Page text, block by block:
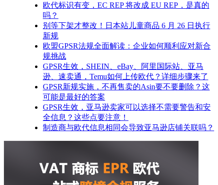
欧代标识有变，EC REP 将改成 EU REP，是真的
吗？
别等下架才整改！日本站儿童商品 6 月 26 日执行
新规
欧盟GPSR法规全面解读：企业如何顺利应对新合
规挑战
GPSR生效，SHEIN、eBay、阿里国际站、亚马
逊、速卖通，Temu如何上传欧代？详细步骤来了
GPSR新规实施，不再售卖的Asin要不要删除？这
可能是最好的答案
GPSR生效，亚马逊卖家可以选择不需要警告和安
全信息？这些点要注意！
制造商与欧代信息相同会导致亚马逊店铺关联吗？